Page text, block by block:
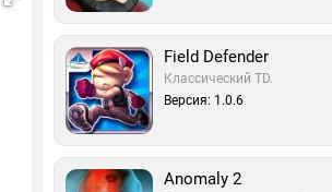
Field Defender
Классический TD.
Версия: 1.0.6
Anomaly 2